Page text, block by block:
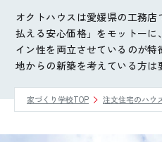
後悔し
セ
ご利
お近
オクトハウスは愛媛県の工務店
払える安心価格」をモットー
イン性を両立させているのが
地からの新築を考えている方は
家づくり学校TOP 注文住宅のハウ